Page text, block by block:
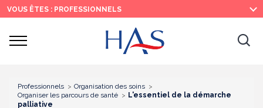
Recherche
Menu
principal
Contenu
principal
VOUS ÊTES : PROFESSIONNELS
Ouvrir
Professionnels
Organisation des soins
Organiser les parcours de santé
L'essentiel de la démarche
palliative